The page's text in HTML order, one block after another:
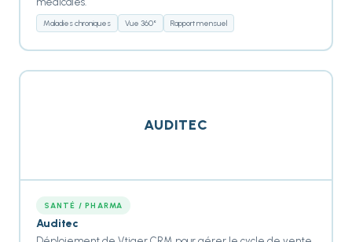
Maladies chroniques Vue 360° Rapport mensuel
AUDITEC
SANTÉ / PHARMA
Auditec